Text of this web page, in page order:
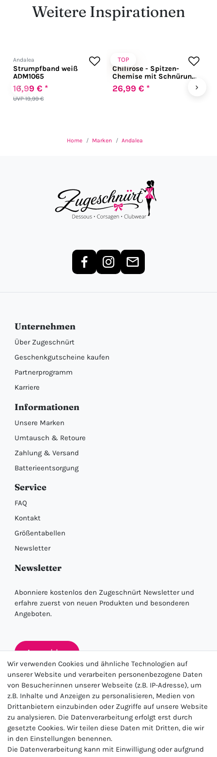
Weitere Inspirationen
‹
Andalea
Strumpfband weiß
ADM1065
UVP 19,99 €
16,99 € *
TOP
Chilirose
Chilirose - Spitzen-
Chemise mit Schnürung
& String schwarz
26,99 € * ›
Home Marken Andalea
Unternehmen
Über Zugeschnürt
Geschenkgutscheine kaufen
Partnerprogramm
Karriere
Informationen
Unsere Marken
Umtausch & Retoure
Zahlung & Versand
Batterieentsorgung
Service
FAQ
Kontakt
Größentabellen
Newsletter
Newsletter
Abonniere kostenlos den Zugeschnürt Newsletter und
erfahre zuerst von neuen Produkten und besonderen
Angeboten.
Anmelden
★★★★★
4.5 / 5.0 (23.143)
Wir verwenden Cookies und ähnliche Technologien auf
unserer Website und verarbeiten personenbezogene Daten
von Besucher:innen unserer Webseite (z.B. IP-Adresse), um
z.B. Inhalte und Anzeigen zu personalisieren, Medien von
Drittanbietern einzubinden oder Zugriffe auf unsere Website
zu analysieren. Die Datenverarbeitung erfolgt erst durch
gesetzte Cookies. Wir teilen diese Daten mit Dritten, die wir
in den Einstellungen benennen.
Die Datenverarbeitung kann mit Einwilligung oder aufgrund